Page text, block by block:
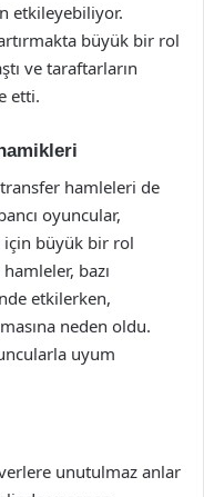
etkileyebiliyor.
büyük bir rol
ve taraftarların
etti.
hamleleri de
oyuncular,
için büyük bir rol
bazı
etkilerken,
neden oldu.
uyum
unutulmaz anlar